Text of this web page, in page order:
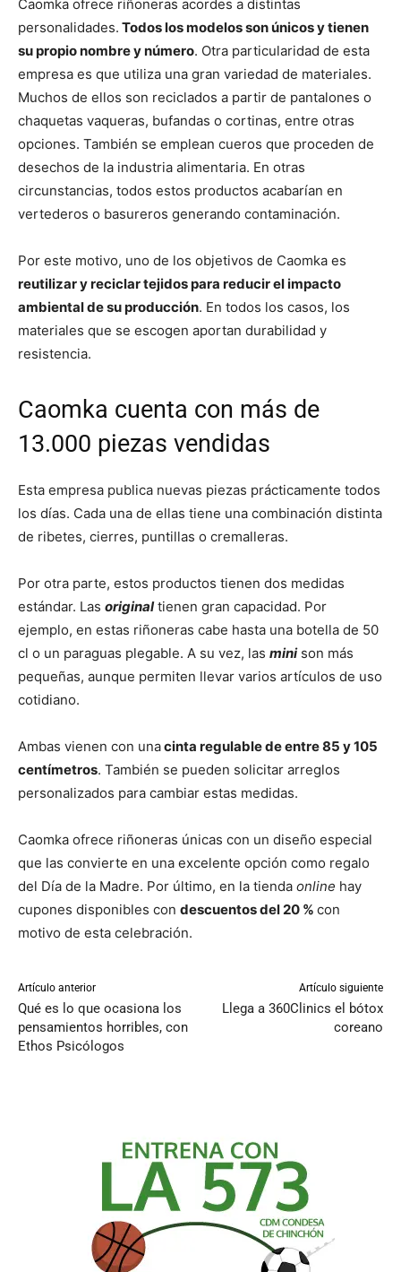
Caomka ofrece riñoneras acordes a distintas
personalidades. Todos los modelos son únicos y tienen
su propio nombre y número. Otra particularidad de esta
empresa es que utiliza una gran variedad de materiales.
Muchos de ellos son reciclados a partir de pantalones o
chaquetas vaqueras, bufandas o cortinas, entre otras
opciones. También se emplean cueros que proceden de
desechos de la industria alimentaria. En otras
circunstancias, todos estos productos acabarían en
vertederos o basureros generando contaminación.
Por este motivo, uno de los objetivos de Caomka es
reutilizar y reciclar tejidos para reducir el impacto
ambiental de su producción. En todos los casos, los
materiales que se escogen aportan durabilidad y
resistencia.
Caomka cuenta con más de
13.000 piezas vendidas
Esta empresa publica nuevas piezas prácticamente todos
los días. Cada una de ellas tiene una combinación distinta
de ribetes, cierres, puntillas o cremalleras.
Por otra parte, estos productos tienen dos medidas
estándar. Las originaltienen gran capacidad. Por
ejemplo, en estas riñoneras cabe hasta una botella de 50
cl o un paraguas plegable. A su vez, las minison más
pequeñas, aunque permiten llevar varios artículos de uso
cotidiano.
Ambas vienen con unacinta regulable de entre 85 y 105
centímetros. También se pueden solicitar arreglos
personalizados para cambiar estas medidas.
Caomka ofrece riñoneras únicas con un diseño especial
que las convierte en una excelente opción como regalo
del Día de la Madre. Por último, en la tienda online hay
cupones disponibles con descuentos del 20 % con
motivo de esta celebración.
Artículo anterior
Qué es lo que ocasiona los
pensamientos horribles, con
Ethos Psicólogos
Artículo siguiente
Llega a 360Clinics el bótox
coreano